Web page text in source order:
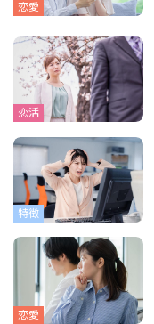
恋愛
恋活
特徴
恋愛